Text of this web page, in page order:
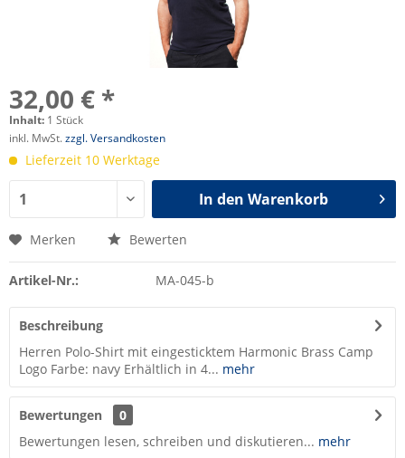
32,00 € *
Inhalt: 1 Stück
inkl. MwSt.zzgl. Versandkosten
Lieferzeit 10 Werktage
In den Warenkorb
Merken Bewerten
Artikel-Nr.: MA-045-b
Beschreibung
Herren Polo-Shirt mit eingesticktem Harmonic Brass Camp
Logo Farbe: navy Erhältlich in 4... mehr
Bewertungen
0
Bewertungen lesen, schreiben und diskutieren... mehr